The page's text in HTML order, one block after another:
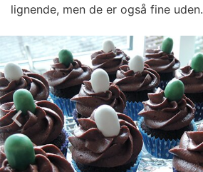
lignende, men de er også fine uden.